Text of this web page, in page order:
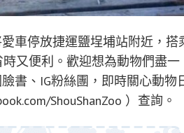
車停放捷運鹽埕埔站附近，搭
又便利。歡迎想為動物們盡一
書、IG粉絲團，即時關心動物
ShouShanZoo ）查詢。